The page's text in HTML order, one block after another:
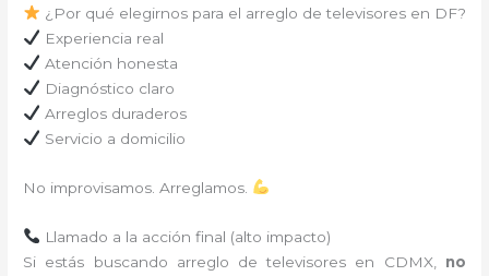
¿Por qué elegirnos para el arreglo de televisores en DF?
Experiencia real
Atención honesta
Diagnóstico claro
Arreglos duraderos
Servicio a domicilio
No improvisamos. Arreglamos.
Llamado a la acción final (alto impacto)
Si estás buscando arreglo de televisores en CDMX, no